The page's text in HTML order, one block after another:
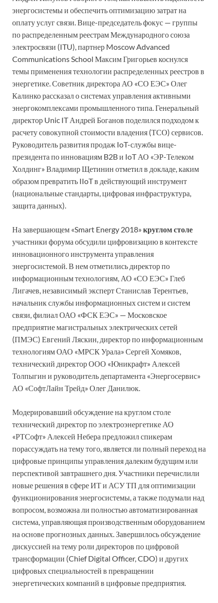
энергосистемы и обеспечить оптимизацию затрат на
оплату услуг связи. Вице-председатель фокус — группы
по распределенным реестрам Международного союза
электросвязи (ITU), партнер Moscow Advanced
Communications School Максим Григорьев коснулся
темы применения технологии распределенных реестров в
энергетике. Советник директора АО «СО ЕЭС» Олег
Калинко рассказал о системах управления активными
энергокомплексами промышленного типа. Генеральный
директор Unic IT Андрей Боганов поделился подходом к
расчету совокупной стоимости владения (ТСО) сервисов.
Руководитель развития продаж IoT-службы вице-
президента по инновациям B2B и IoT АО «ЭР-Телеком
Холдинг» Владимир Щетинин отметил в докладе, каким
образом превратить IIoT в действующий инструмент
(национальные стандарты, цифровая инфраструктура,
защита данных).
На завершающем «Smart Energy 2018» круглом столе
участники форума обсудили цифровизацию в контексте
инновационного инструмента управления
энергосистемой. В нем отметились директор по
информационным технологиям, АО «СО ЕЭС» Глеб
Лигачев, независимый эксперт Станислав Терентьев,
начальник службы информационных систем и систем
связи, филиал ОАО «ФСК ЕЭС» — Московское
предприятие магистральных электрических сетей
(ПМЭС) Евгений Ляскин, директор по информационным
технологиям ОАО «МРСК Урала» Сергей Хомяков,
технический директор ООО «Юникрафт» Алексей
Толпыгин и руководитель департамента «Энергосервис»
АО «СофтЛайн Трейд» Олег Данилюк.
Модерировавший обсуждение на круглом столе
технический директор по электроэнергетике АО
«РТСофт» Алексей Небера предложил спикерам
порассуждать на тему того, является ли полный переход на
цифровые принципы управления далеким будущим или
перспективой завтрашнего дня. Участники перечислили
новые решения в сфере ИТ и АСУ ТП для оптимизации
функционирования энергосистемы, а также подумали над
вопросом, возможна ли полностью автоматизированная
система, управляющая производственным оборудованием
на основе прогнозных данных. Завершилось обсуждение
дискуссией на тему роли директоров по цифровой
трансформации (Chief Digital Officer, CDO) и других
цифровых специальностей в превращении
энергетических компаний в цифровые предприятия.